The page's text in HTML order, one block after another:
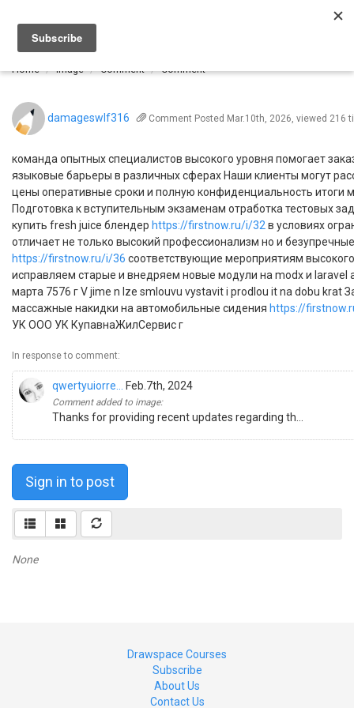
Home Image Comment Comment
damageswlf316 Comment Posted Mar.10th, 2026, viewed 216
команда опытных специалистов высокого уровня помогает
языковые барьеры в различных сферах Наши клиенты могут
цены оперативные сроки и полную конфиденциальность итоги
Подготовка к вступительным экзаменам отработка тестовых
купить fresh juice блендер https://firstnow.ru/i/32 в условиях
отличает не только высокий профессионализм но и
https://firstnow.ru/i/36 соответствующие мероприятиям
исправляем старые и внедряем новые модули на modx и
марта 7576 г V jime n lze smlouvu vystavit i prodlou it na dobu krat
массажные накидки на автомобильные сидения https://
УК ООО УК КупавнаЖилСервис г
In response to comment:
qwertyuiorre... Feb.7th, 2024
Comment added to image:
Thanks for providing recent updates regarding th...
Sign in to post
None
Drawspace Courses
Subscribe
About Us
Contact Us